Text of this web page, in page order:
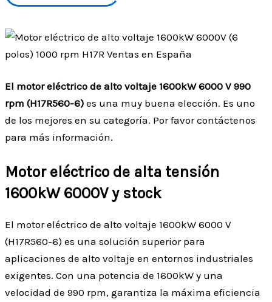
El motor eléctrico de alto voltaje 1600kW 6000 V 990
rpm (H17R560-6) es una muy buena elección. Es uno
de los mejores en su categoría. Por favor contáctenos
para más información.
Motor eléctrico de alta tensión
1600kW 6000V y stock
El motor eléctrico de alto voltaje 1600kW 6000 V
(H17R560-6) es una solución superior para
aplicaciones de alto voltaje en entornos industriales
exigentes. Con una potencia de 1600kW y una
velocidad de 990 rpm, garantiza la máxima eficiencia